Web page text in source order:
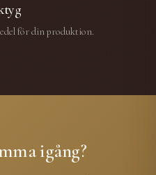
för din produktion.
igång?